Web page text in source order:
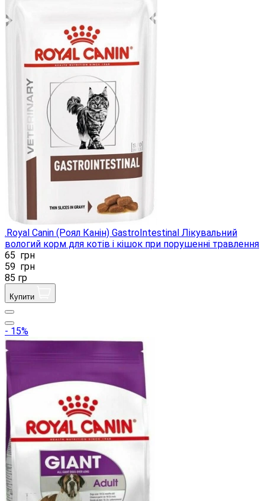
.Royal Canin (Роял Канін) GastroIntestinal Лікувальний
вологий корм для котів і кішок при порушенні травлення
65 грн
59 грн
85 гр
Купити
- 15%